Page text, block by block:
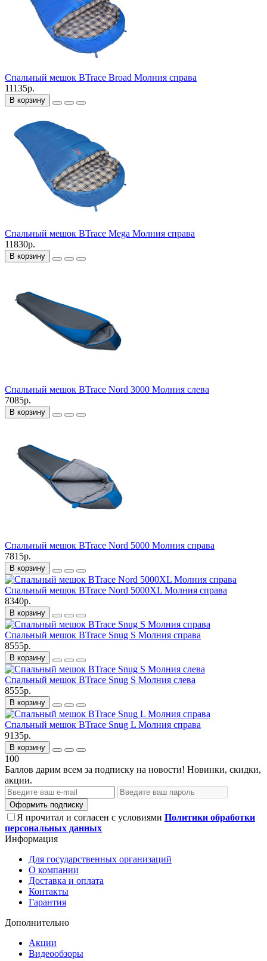
Спальный мешок BTrace Broad Молния справа
11135р.
В корзину
Спальный мешок BTrace Mega Молния справа
11830р.
В корзину
Спальный мешок BTrace Nord 3000 Молния слева
7085р.
В корзину
Спальный мешок BTrace Nord 5000 Молния справа
7815р.
В корзину
Спальный мешок BTrace Nord 5000XL Молния справа
8340р.
В корзину
Спальный мешок BTrace Snug S Молния справа
8555р.
В корзину
Спальный мешок BTrace Snug S Молния слева
8555р.
В корзину
Спальный мешок BTrace Snug L Молния справа
9135р.
В корзину
100
Баллов дарим всем за подписку на новости! Новинки, скидки,
акции.
Оформить подписку
Я прочитал и согласен с условиями Политики обработки
персональных данных
Информация
Для государственных организаций
О компании
Доставка и оплата
Контакты
Гарантия
Дополнительно
Акции
Видеообзоры